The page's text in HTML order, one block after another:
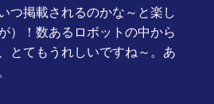
つ掲載されるのかな～と楽し
）！数あるロボットの中から
とてもうれしいですね～。あ